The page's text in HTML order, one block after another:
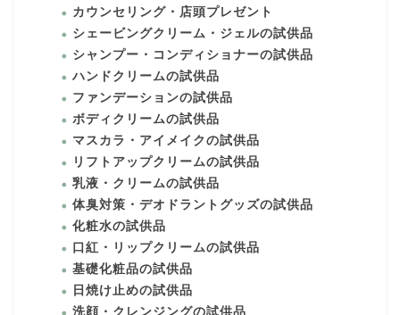
カウンセリング・店頭プレゼント
シェービングクリーム・ジェルの試供品
シャンプー・コンディショナーの試供品
ハンドクリームの試供品
ファンデーションの試供品
ボディクリームの試供品
マスカラ・アイメイクの試供品
リフトアップクリームの試供品
乳液・クリームの試供品
体臭対策・デオドラントグッズの試供品
化粧水の試供品
口紅・リップクリームの試供品
基礎化粧品の試供品
日焼け止めの試供品
洗顔・クレンジングの試供品